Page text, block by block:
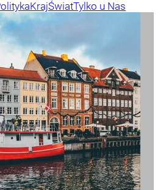
KrajŚwiatTylko u Nas